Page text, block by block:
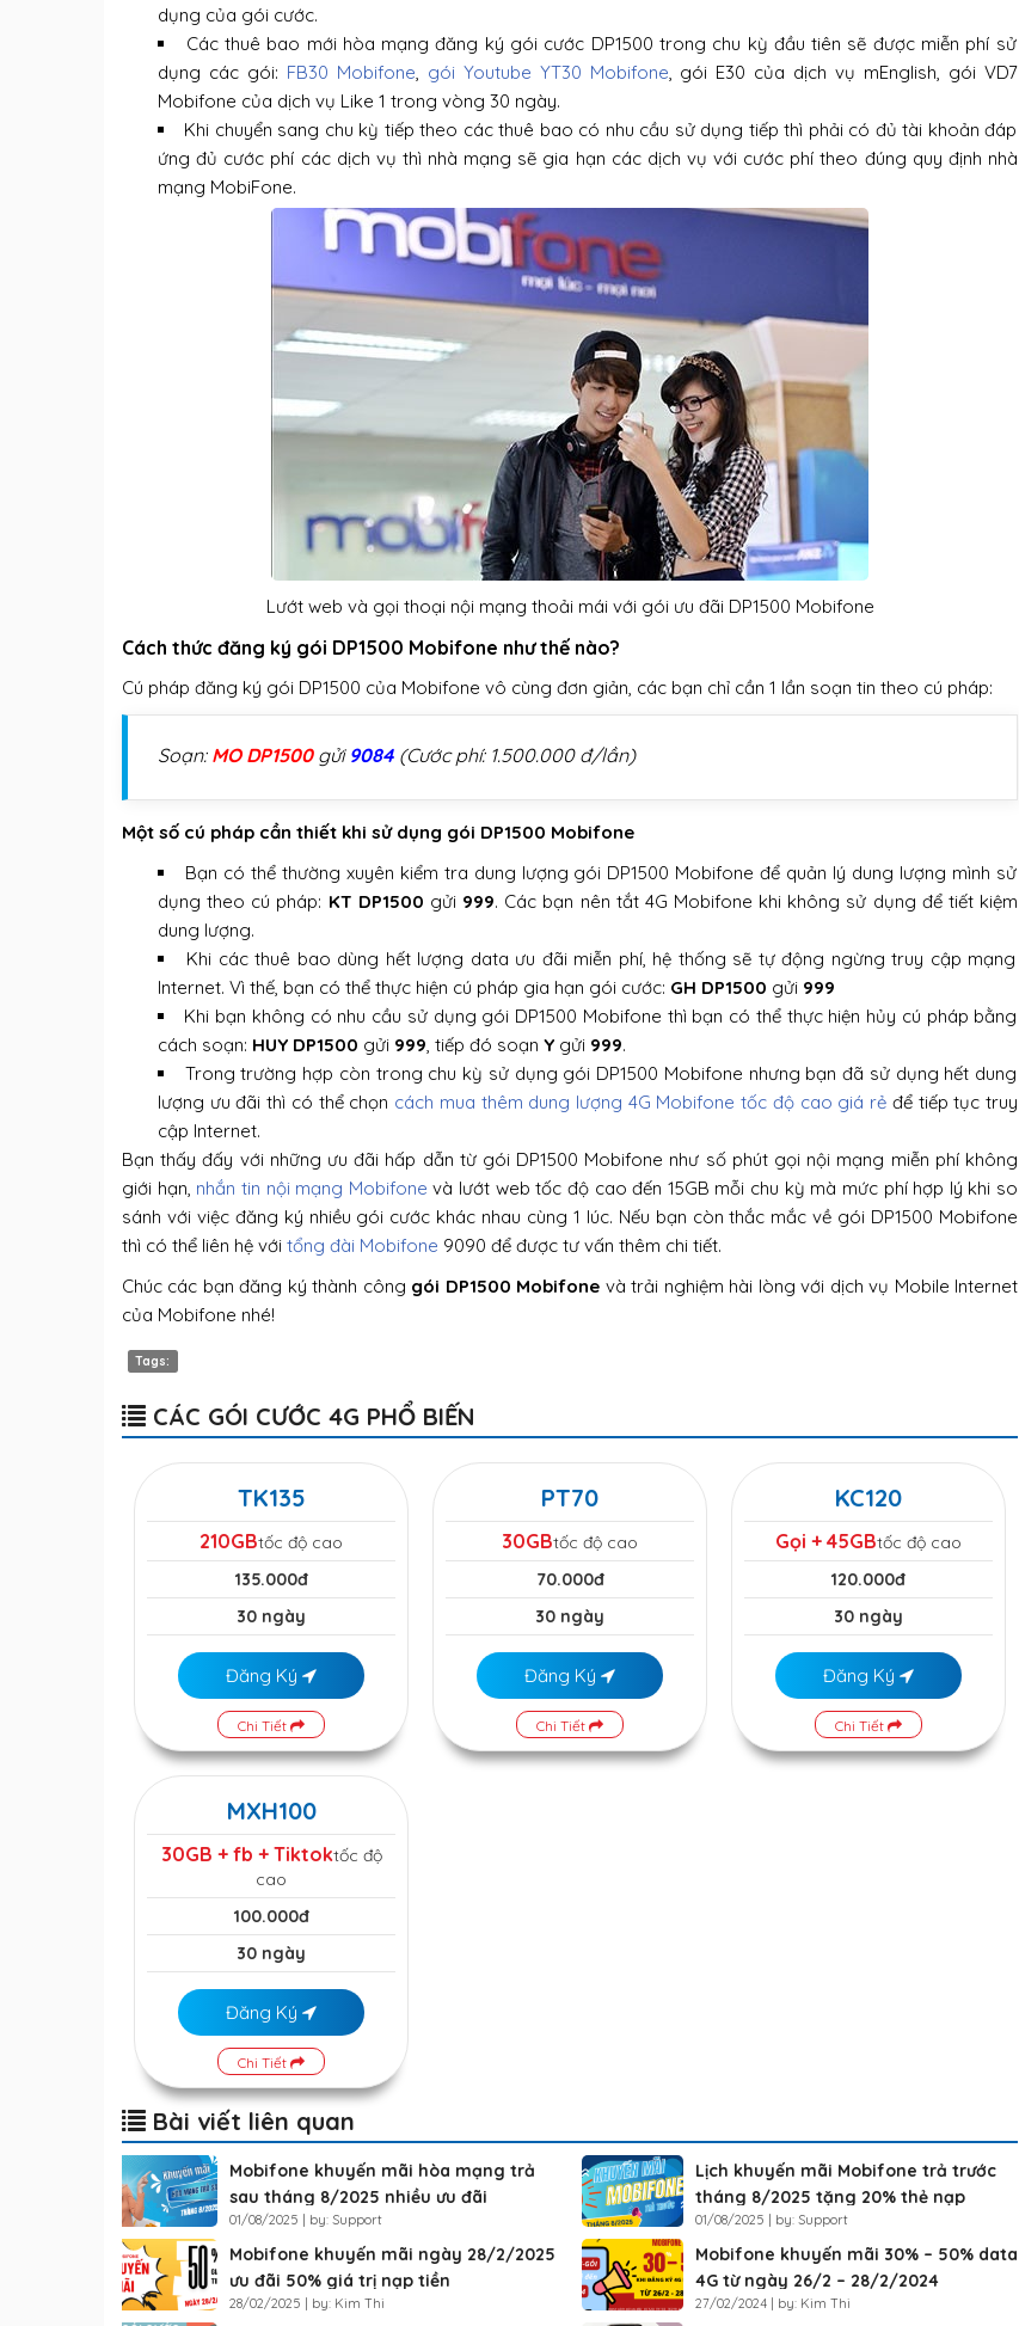
dụng của gói cước.
Các thuê bao mới hòa mạng đăng ký gói cước DP1500 trong chu kỳ đầu tiên sẽ được miễn phí sử
dụng các gói: FB30 Mobifone, gói Youtube YT30 Mobifone, gói E30 của dịch vụ mEnglish, gói VD7
Mobifone của dịch vụ Like 1 trong vòng 30 ngày.
Khi chuyển sang chu kỳ tiếp theo các thuê bao có nhu cầu sử dụng tiếp thì phải có đủ tài khoản đáp
ứng đủ cước phí các dịch vụ thì nhà mạng sẽ gia hạn các dịch vụ với cước phí theo đúng quy định nhà
mạng MobiFone.
Lướt web và gọi thoại nội mạng thoải mái với gói ưu đãi DP1500 Mobifone
Cách thức đăng ký gói DP1500 Mobifone như thế nào?
Cú pháp đăng ký gói DP1500 của Mobifone vô cùng đơn giản, các bạn chỉ cần 1 lần soạn tin theo cú pháp:
Soạn: MO DP1500gửi 9084 (Cước phí: 1.500.000 đ/lần)
Một số cú pháp cần thiết khi sử dụng gói DP1500 Mobifone
Bạn có thể thường xuyên kiểm tra dung lượng gói DP1500 Mobifone để quản lý dung lượng mình sử
dụng theo cú pháp: KT DP1500 gửi 999. Các bạn nên tắt 4G Mobifone khi không sử dụng để tiết kiệm
dung lượng.
Khi các thuê bao dùng hết lượng data ưu đãi miễn phí, hệ thống sẽ tự động ngừng truy cập mạng
Internet. Vì thế, bạn có thể thực hiện cú pháp gia hạn gói cước: GH DP1500 gửi 999
Khi bạn không có nhu cầu sử dụng gói DP1500 Mobifone thì bạn có thể thực hiện hủy cú pháp bằng
cách soạn: HUY DP1500 gửi 999, tiếp đó soạn Y gửi 999.
Trong trường hợp còn trong chu kỳ sử dụng gói DP1500 Mobifone nhưng bạn đã sử dụng hết dung
lượng ưu đãi thì có thể chọn cách mua thêm dung lượng 4G Mobifone tốc độ cao giá rẻ để tiếp tục truy
cập Internet.
Bạn thấy đấy với những ưu đãi hấp dẫn từ gói DP1500 Mobifone như số phút gọi nội mạng miễn phí không
giới hạn, nhắn tin nội mạng Mobifone và lướt web tốc độ cao đến 15GB mỗi chu kỳ mà mức phí hợp lý khi so
sánh với việc đăng ký nhiều gói cước khác nhau cùng 1 lúc. Nếu bạn còn thắc mắc về gói DP1500 Mobifone
thì có thể liên hệ với tổng đài Mobifone 9090 để được tư vấn thêm chi tiết.
Chúc các bạn đăng ký thành công gói DP1500 Mobifone và trải nghiệm hài lòng với dịch vụ Mobile Internet
của Mobifone nhé!
Tags:
CÁC GÓI CƯỚC 4G PHỔ BIẾN
TK135
210GBtốc độ cao
135.000đ
30 ngày
Đăng Ký
Chi Tiết
PT70
30GBtốc độ cao
70.000đ
30 ngày
Đăng Ký
Chi Tiết
KC120
Gọi + 45GBtốc độ cao
120.000đ
30 ngày
Đăng Ký
Chi Tiết
MXH100
30GB + fb + Tiktoktốc độ
cao
100.000đ
30 ngày
Đăng Ký
Chi Tiết
Bài viết liên quan
Mobifone khuyến mãi hòa mạng trả
sau tháng 8/2025 nhiều ưu đãi
01/08/2025 | by: Support
Lịch khuyến mãi Mobifone trả trước
tháng 8/2025 tặng 20% thẻ nạp
01/08/2025 | by: Support
Mobifone khuyến mãi ngày 28/2/2025
ưu đãi 50% giá trị nạp tiền
28/02/2025 | by: Kim Thi
Mobifone khuyến mãi 30% – 50% data
4G từ ngày 26/2 – 28/2/2024
27/02/2024 | by: Kim Thi